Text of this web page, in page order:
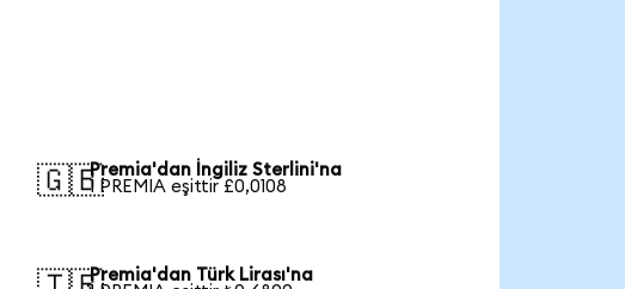
🇬🇧Premia'dan İngiliz Sterlini'na
1 PREMIA eşittir £0,0108
Premia'dan Türk Lirası'na